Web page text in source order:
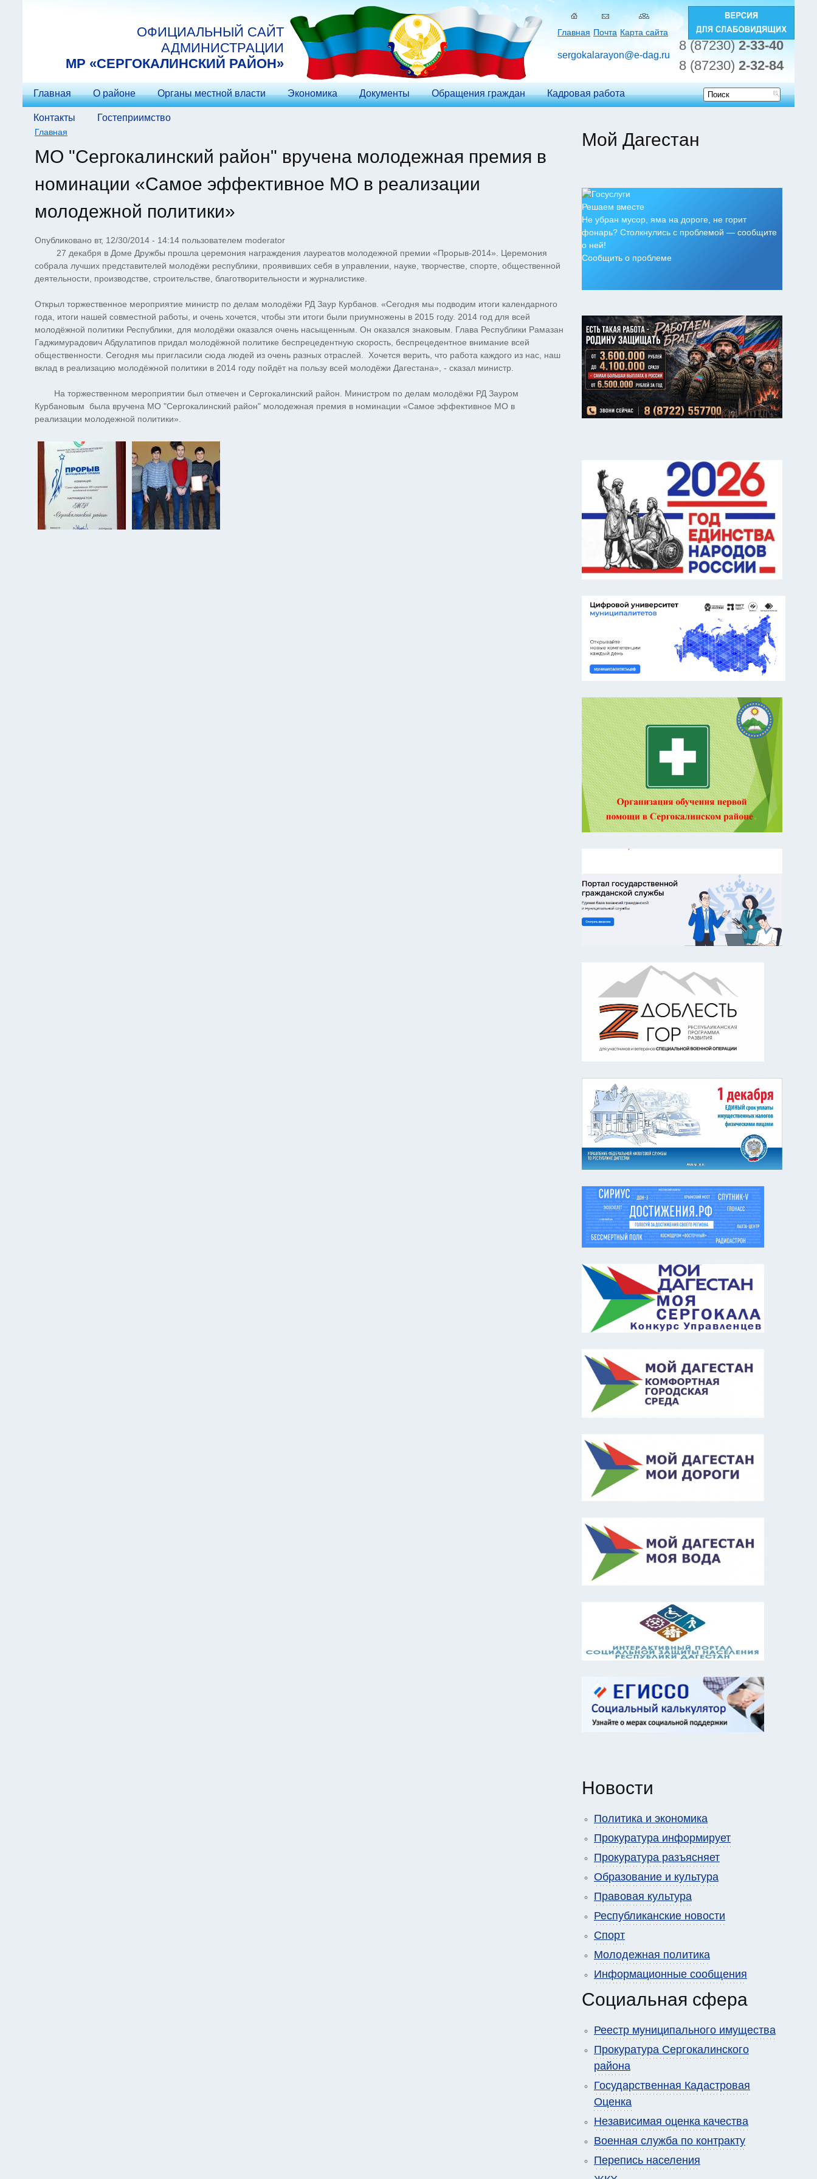
ОФИЦИАЛЬНЫЙ САЙТ
АДМИНИСТРАЦИИ
МP «СЕРГОКАЛИНСКИЙ РАЙОН»
Главная Почта Карта сайта
sergokalarayon@e-dag.ru
8 (87230) 2-33-40
8 (87230) 2-32-84
Главная О районе Органы местной власти Экономика Документы Обращения граждан Кадровая работа
Контакты Гостеприимство
Форма
Вы здесь
Главная
МО "Сергокалинский район" вручена молодежная премия в
номинации «Самое эффективное МО в реализации
молодежной политики»
Опубликовано вт, 12/30/2014 - 14:14 пользователем moderator
27 декабря в Доме Дружбы прошла церемония награждения лауреатов молодежной премии «Прорыв-2014». Церемония
собрала лучших представителей молодёжи республики, проявивших себя в управлении, науке, творчестве, спорте, общественной
деятельности, производстве, строительстве, благотворительности и журналистике.
Открыл торжественное мероприятие министр по делам молодёжи РД Заур Курбанов. «Сегодня мы подводим итоги календарного
года, итоги нашей совместной работы, и очень хочется, чтобы эти итоги были приумножены в 2015 году. 2014 год для всей
молодёжной политики Республики, для молодёжи оказался очень насыщенным. Он оказался знаковым. Глава Республики Рамазан
Гаджимурадович Абдулатипов придал молодёжной политике беспрецедентную скорость, беспрецедентное внимание всей
общественности. Сегодня мы пригласили сюда людей из очень разных отраслей. Хочется верить, что работа каждого из нас, наш
вклад в реализацию молодёжной политики в 2014 году пойдёт на пользу всей молодёжи Дагестана», - сказал министр.
На торжественном мероприятии был отмечен и Сергокалинский район. Министром по делам молодёжи РД Зауром
Курбановым была вручена МО "Сергокалинский район" молодежная премия в номинации «Самое эффективное МО в
реализации молодежной политики».
Мой Дагестан
Решаем вместе
Не убран мусор, яма на дороге, не горит
фонарь? Столкнулись с проблемой — сообщите
о ней!
Сообщить о проблеме
Новости
Политика и экономика
Прокуратура информирует
Прокуратура разъясняет
Образование и культура
Правовая культура
Республиканские новости
Спорт
Молодежная политика
Информационные сообщения
Социальная сфера
Реестр муниципального имущества
Прокуратура Сергокалинского
района
Государственная Кадастровая
Оценка
Независимая оценка качества
Военная служба по контракту
Перепись населения